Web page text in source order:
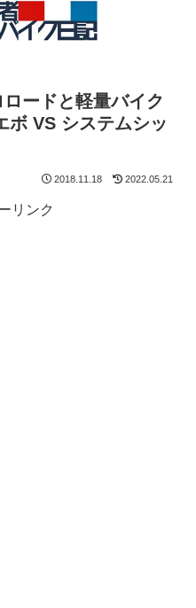
ロードと軽量バイク
ボ VS システムシッ
2018.11.18 2022.05.21
リンク